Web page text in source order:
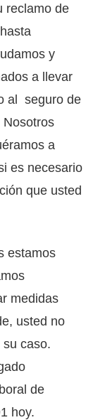
reclamo de
y
a llevar
al seguro de
Nosotros
a
es necesario
que usted
estamos
medidas
usted no
caso.
de
hoy.